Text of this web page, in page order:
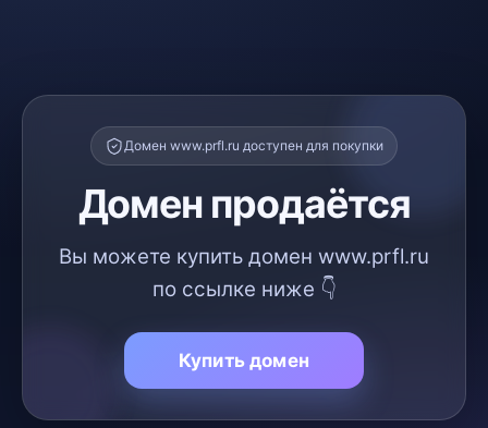
Домен www.prfl.ru доступен для покупки
Домен продаётся
Вы можете купить домен www.prfl.ru
по ссылке ниже 👇
Купить домен